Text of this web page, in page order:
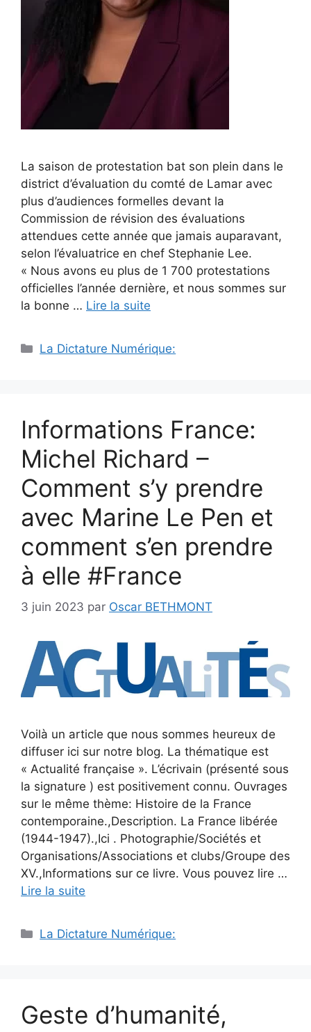
La saison de protestation bat son plein dans le
district d’évaluation du comté de Lamar avec
plus d’audiences formelles devant la
Commission de révision des évaluations
attendues cette année que jamais auparavant,
selon l’évaluatrice en chef Stephanie Lee.
« Nous avons eu plus de 1 700 protestations
officielles l’année dernière, et nous sommes sur
la bonne … Lire la suite
Catégories
La Dictature Numérique:
Informations France:
Michel Richard –
Comment s’y prendre
avec Marine Le Pen et
comment s’en prendre
à elle #France
3 juin 2023 par Oscar BETHMONT
Voilà un article que nous sommes heureux de
diffuser ici sur notre blog. La thématique est
« Actualité française ». L’écrivain (présenté sous
la signature ) est positivement connu. Ouvrages
sur le même thème: Histoire de la France
contemporaine.,Description. La France libérée
(1944-1947).,Ici . Photographie/Sociétés et
Organisations/Associations et clubs/Groupe des
XV.,Informations sur ce livre. Vous pouvez lire …
Lire la suite
Catégories
La Dictature Numérique:
Geste d’humanité,